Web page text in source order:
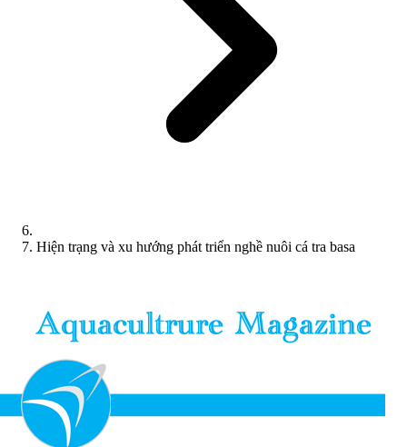
Hiện trạng và xu hướng phát triển nghề nuôi cá tra basa